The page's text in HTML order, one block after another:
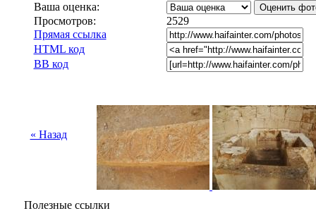
Ваша оценка:
Просмотров:
2529
Прямая ссылка
HTML код
BB код
« Назад
Полезные ссылки